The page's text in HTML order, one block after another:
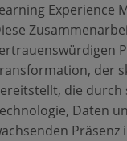
Experience
der
die durch
Daten
Präsenz